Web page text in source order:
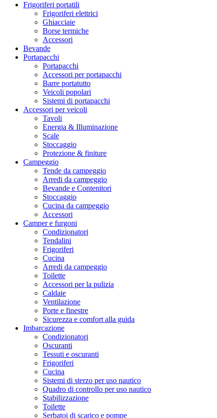
Frigoriferi portatili
Frigoriferi elettrici
Ghiacciaie
Borse termiche
Accessori
Bevande
Portapacchi
Portapacchi
Accessori per portapacchi
Barre portatutto
Veicoli popolari
Sistemi di portapacchi
Accessori per veicoli
Tavoli
Energia & Illuminazione
Scale
Stoccaggio
Protezione & finiture
Campeggio
Tende da campeggio
Arredi da campeggio
Bevande e Contenitori
Stoccaggio
Cucina da campeggio
Accessori
Camper e furgoni
Condizionatori
Tendalini
Frigoriferi
Cucina
Arredi da campeggio
Toilette
Accessori per la pulizia
Caldaie
Ventilazione
Porte e finestre
Sicurezza e comfort alla guida
Imbarcazione
Condizionatori
Oscuranti
Tessuti e oscuranti
Frigoriferi
Cucina
Sistemi di sterzo per uso nautico
Quadro di controllo per uso nautico
Stabilizzazione
Toilette
Serbatoi di scarico e pompe